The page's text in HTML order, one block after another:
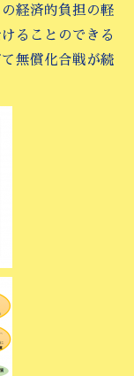
経済的負担の軽
ることのできる
無償化合戦が続